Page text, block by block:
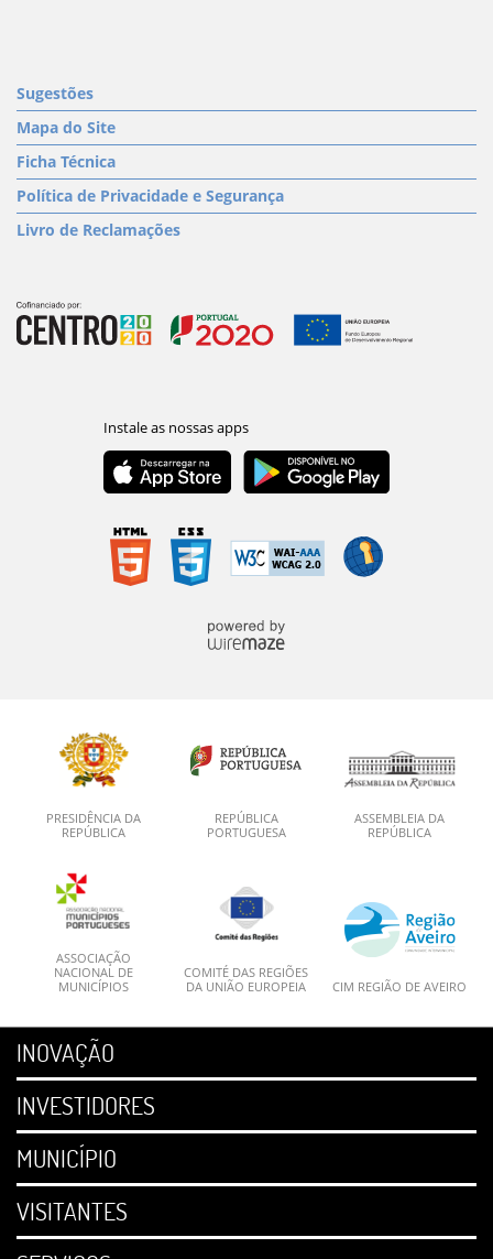
Sugestões
Mapa do Site
Ficha Técnica
Política de Privacidade e Segurança
Livro de Reclamações
PRESIDÊNCIA DA
REPÚBLICA
REPÚBLICA
PORTUGUESA
ASSEMBLEIA DA
REPÚBLICA
ASSOCIAÇÃO
NACIONAL DE
MUNICÍPIOS
COMITÉ DAS REGIÕES
DA UNIÃO EUROPEIA
CIM REGIÃO DE AVEIRO
INOVAÇÃO
INVESTIDORES
MUNICÍPIO
VISITANTES